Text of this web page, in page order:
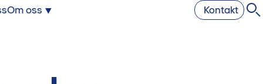
Om oss Kontakt